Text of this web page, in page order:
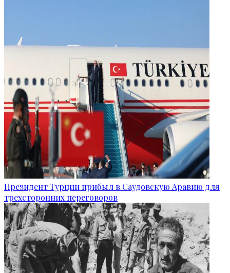
Президент Турции прибыл в Саудовскую Аравию для
трехсторонних переговоров